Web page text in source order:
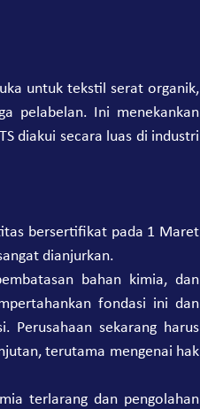
pelabelan. Ini menekankan
diakui secara luas di industri
bersertifikat pada 1 Maret
dianjurkan.
bahan kimia, dan
fondasi ini dan
Perusahaan sekarang harus
terutama mengenai hak
terlarang dan pengolahan